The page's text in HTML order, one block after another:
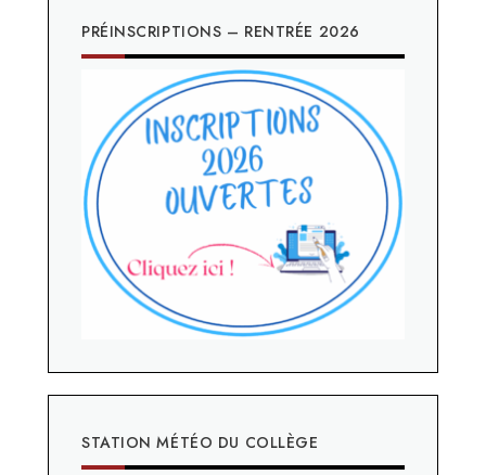
PRÉINSCRIPTIONS – RENTRÉE 2026
STATION MÉTÉO DU COLLÈGE